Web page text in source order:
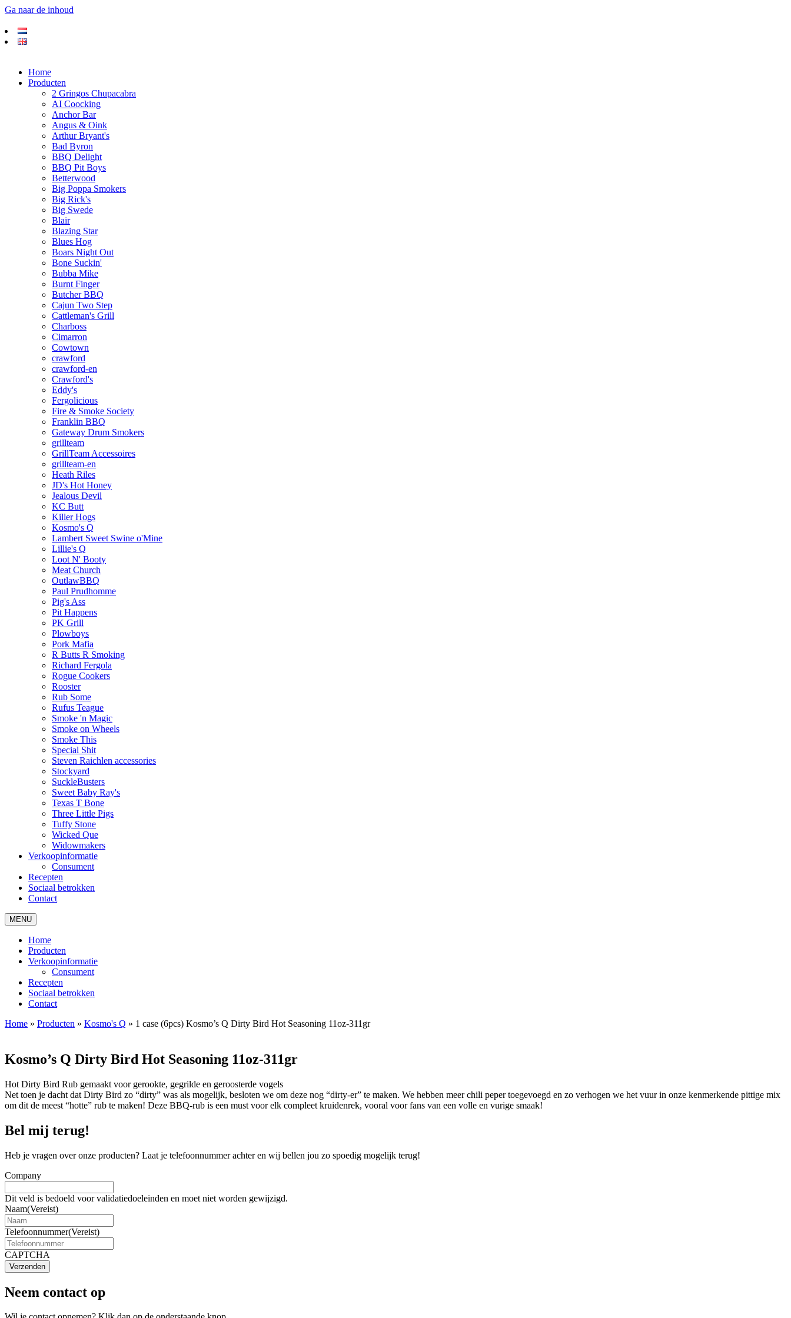
Ga naar de inhoud
Home
Producten
2 Gringos Chupacabra
AI Coocking
Anchor Bar
Angus & Oink
Arthur Bryant's
Bad Byron
BBQ Delight
BBQ Pit Boys
Betterwood
Big Poppa Smokers
Big Rick's
Big Swede
Blair
Blazing Star
Blues Hog
Boars Night Out
Bone Suckin'
Bubba Mike
Burnt Finger
Butcher BBQ
Cajun Two Step
Cattleman's Grill
Charboss
Cimarron
Cowtown
crawford
crawford-en
Crawford's
Eddy's
Fergolicious
Fire & Smoke Society
Franklin BBQ
Gateway Drum Smokers
grillteam
GrillTeam Accessoires
grillteam-en
Heath Riles
JD's Hot Honey
Jealous Devil
KC Butt
Killer Hogs
Kosmo's Q
Lambert Sweet Swine o'Mine
Lillie's Q
Loot N' Booty
Meat Church
OutlawBBQ
Paul Prudhomme
Pig's Ass
Pit Happens
PK Grill
Plowboys
Pork Mafia
R Butts R Smoking
Richard Fergola
Rogue Cookers
Rooster
Rub Some
Rufus Teague
Smoke 'n Magic
Smoke on Wheels
Smoke This
Special Shit
Steven Raichlen accessories
Stockyard
SuckleBusters
Sweet Baby Ray's
Texas T Bone
Three Little Pigs
Tuffy Stone
Wicked Que
Widowmakers
Verkoopinformatie
Consument
Recepten
Sociaal betrokken
Contact
MENU
Home
Producten
Verkoopinformatie
Consument
Recepten
Sociaal betrokken
Contact
Home » Producten » Kosmo's Q » 1 case (6pcs) Kosmo’s Q Dirty Bird Hot Seasoning 11oz-311gr
Kosmo’s Q Dirty Bird Hot Seasoning 11oz-311gr
Hot Dirty Bird Rub gemaakt voor gerookte, gegrilde en geroosterde vogels
Net toen je dacht dat Dirty Bird zo “dirty” was als mogelijk, besloten we om deze nog “dirty-er” te maken. We hebben meer chili peper toegevoegd en zo verhogen we het vuur in onze kenmerkende pittige mix
om dit de meest “hotte” rub te maken! Deze BBQ-rub is een must voor elk compleet kruidenrek, vooral voor fans van een volle en vurige smaak!
Bel mij terug!
Heb je vragen over onze producten? Laat je telefoonnummer achter en wij bellen jou zo spoedig mogelijk terug!
Company
Dit veld is bedoeld voor validatiedoeleinden en moet niet worden gewijzigd.
Naam(Vereist)
Telefoonnummer(Vereist)
CAPTCHA
Verzenden
Neem contact op